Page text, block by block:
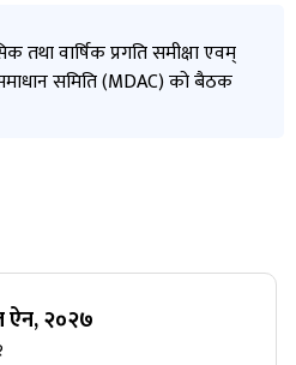
(MoD/2083-084-Bid-01)
तथा वार्षिक प्रगति समीक्षा एवम्
समिति (MDAC) को बैठक
दफा ५(३) र सूचनाको हक सम्बन्धी
सार्वजनिक गरिएको विवरण
मासिक प्रगति विवरण (२०८३ असार)
मासिक प्रगति विवरण (२०८३ जेठ)
ऐन, २०२७